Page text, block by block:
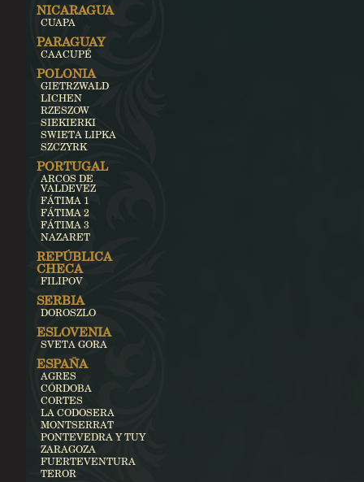
NICARAGUA
CUAPA
PARAGUAY
CAACUPÉ
POLONIA
GIETRZWALD
LICHEN
RZESZOW
SIEKIERKI
SWIETA LIPKA
SZCZYRK
PORTUGAL
ARCOS DE
VALDEVEZ
FÁTIMA 1
FÁTIMA 2
FÁTIMA 3
NAZARET
REPÚBLICA
CHECA
FILIPOV
SERBIA
DOROSZLO
ESLOVENIA
SVETA GORA
ESPAÑA
AGRES
CÓRDOBA
CORTES
LA CODOSERA
MONTSERRAT
PONTEVEDRA Y TUY
ZARAGOZA
FUERTEVENTURA
TEROR